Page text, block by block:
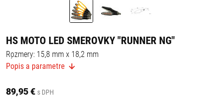
HS MOTO LED SMEROVKY "RUNNER NG"
Rozmery: 15,8 mm x 18,2 mm
Dĺžka kábla: 40 cm
Celková dĺžka: 92,2 mm
Závit: M8
Popis a parametre
89,95 € s DPH